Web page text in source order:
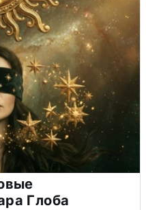
Глоба